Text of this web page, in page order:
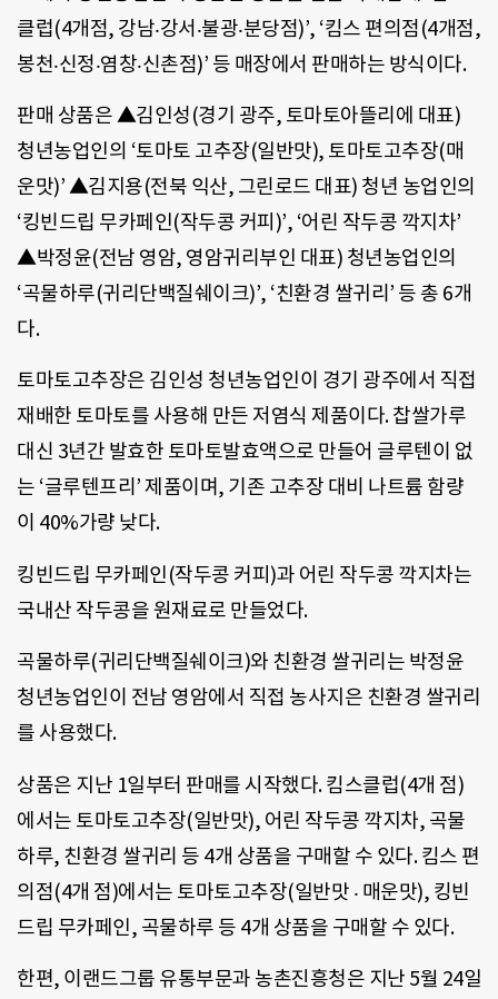
클럽(4개점, 강남‧강서‧불광‧분당점)’, ‘킴스 편의점(4개점,
봉천‧신정‧염창‧신촌점)’ 등 매장에서 판매하는 방식이다.
판매 상품은 ▲김인성(경기 광주, 토마토아뜰리에 대표)
청년농업인의 ‘토마토 고추장(일반맛), 토마토고추장(매
운맛)’ ▲김지용(전북 익산, 그린로드 대표) 청년 농업인의
‘킹빈드립 무카페인(작두콩 커피)’, ‘어린 작두콩 깍지차’
▲박정윤(전남 영암, 영암귀리부인 대표) 청년농업인의
‘곡물하루(귀리단백질쉐이크)’, ‘친환경 쌀귀리’ 등 총 6개
다.
토마토고추장은 김인성 청년농업인이 경기 광주에서 직접
재배한 토마토를 사용해 만든 저염식 제품이다. 찹쌀가루
대신 3년간 발효한 토마토발효액으로 만들어 글루텐이 없
는 ‘글루텐프리’ 제품이며, 기존 고추장 대비 나트륨 함량
이 40%가량 낮다.
킹빈드립 무카페인(작두콩 커피)과 어린 작두콩 깍지차는
국내산 작두콩을 원재료로 만들었다.
곡물하루(귀리단백질쉐이크)와 친환경 쌀귀리는 박정윤
청년농업인이 전남 영암에서 직접 농사지은 친환경 쌀귀리
를 사용했다.
상품은 지난 1일부터 판매를 시작했다. 킴스클럽(4개 점)
에서는 토마토고추장(일반맛), 어린 작두콩 깍지차, 곡물
하루, 친환경 쌀귀리 등 4개 상품을 구매할 수 있다. 킴스 편
의점(4개 점)에서는 토마토고추장(일반맛 ‧ 매운맛), 킹빈
드립 무카페인, 곡물하루 등 4개 상품을 구매할 수 있다.
한편, 이랜드그룹 유통부문과 농촌진흥청은 지난 5월 24일